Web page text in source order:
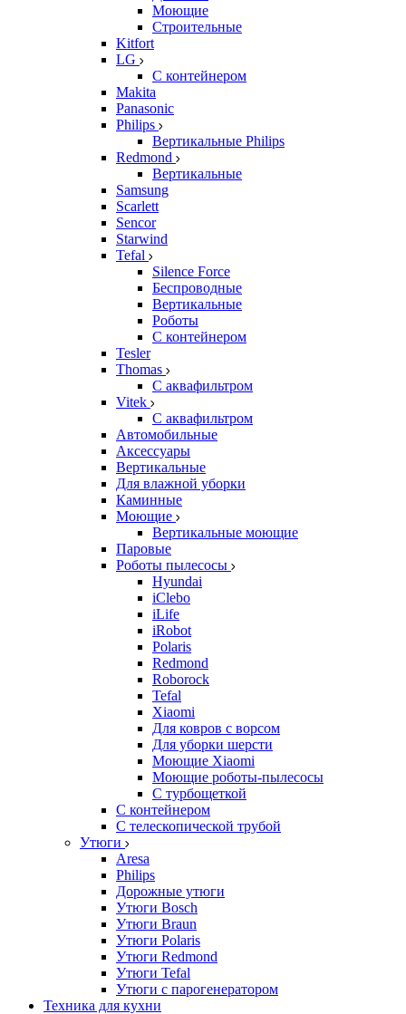
Моющие
Строительные
Kitfort
LG
С контейнером
Makita
Panasonic
Philips
Вертикальные Philips
Redmond
Вертикальные
Samsung
Scarlett
Sencor
Starwind
Tefal
Silence Force
Беспроводные
Вертикальные
Роботы
С контейнером
Tesler
Thomas
С аквафильтром
Vitek
С аквафильтром
Автомобильные
Аксессуары
Вертикальные
Для влажной уборки
Каминные
Моющие
Вертикальные моющие
Паровые
Роботы пылесосы
Hyundai
iClebo
iLife
iRobot
Polaris
Redmond
Roborock
Tefal
Xiaomi
Для ковров с ворсом
Для уборки шерсти
Моющие Xiaomi
Моющие роботы-пылесосы
С турбощеткой
С контейнером
С телескопической трубой
Утюги
Aresa
Philips
Дорожные утюги
Утюги Bosch
Утюги Braun
Утюги Polaris
Утюги Redmond
Утюги Tefal
Утюги с парогенератором
Техника для кухни